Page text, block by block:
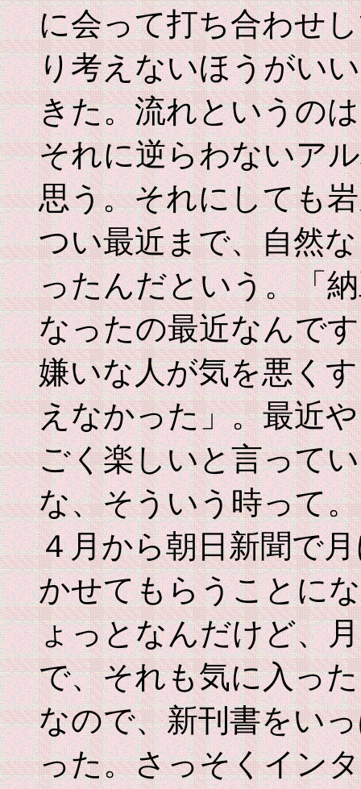
に会って打ち合わせ
り考えないほうがい
きた。流れというの
それに逆らわないア
思う。それにしても
つい最近まで、自然
ったんだという。「
なったの最近なんで
嫌いな人が気を悪く
えなかった」。最近
ごく楽しいと言って
な、そういう時って。
４月から朝日新聞で
かせてもらうことに
ょっとなんだけど、
で、それも気に入っ
なので、新刊書をい
った。さっそくイン